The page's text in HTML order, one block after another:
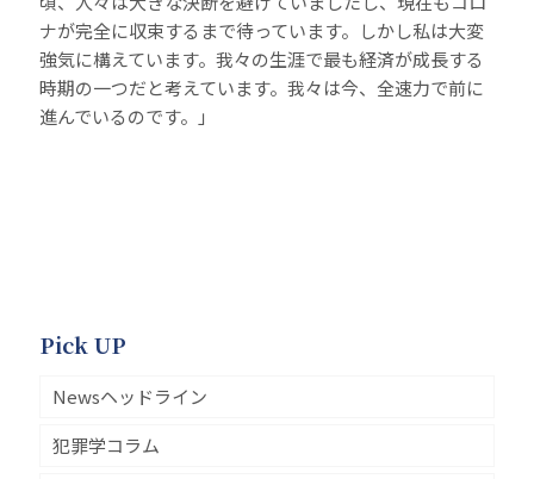
ナが完全に収束するまで待っています。しかし私は大変
強気に構えています。我々の生涯で最も経済が成長する
時期の一つだと考えています。我々は今、全速力で前に
進んでいるのです。」
Pick UP
Newsヘッドライン
犯罪学コラム